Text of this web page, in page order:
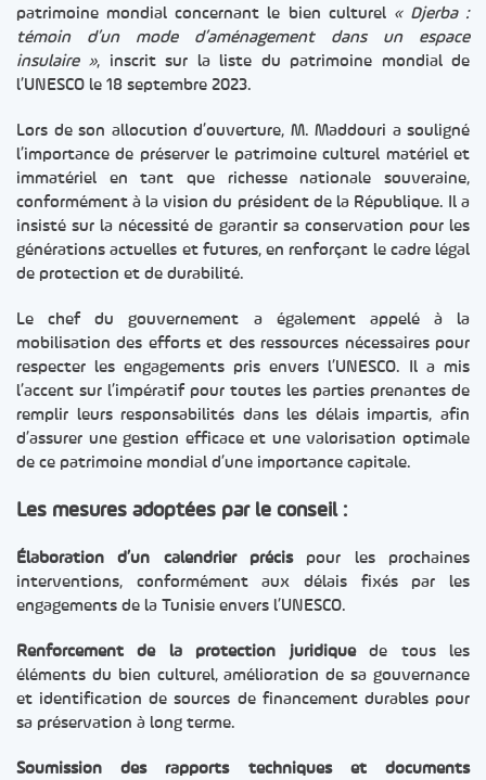
patrimoine mondial concernant le bien culturel « Djerba :
témoin d’un mode d’aménagement dans un espace
insulaire », inscrit sur la liste du patrimoine mondial de
l’UNESCO le 18 septembre 2023.
Lors de son allocution d’ouverture, M. Maddouri a souligné
l’importance de préserver le patrimoine culturel matériel et
immatériel en tant que richesse nationale souveraine,
conformément à la vision du président de la République. Il a
insisté sur la nécessité de garantir sa conservation pour les
générations actuelles et futures, en renforçant le cadre légal
de protection et de durabilité.
Le chef du gouvernement a également appelé à la
mobilisation des efforts et des ressources nécessaires pour
respecter les engagements pris envers l’UNESCO. Il a mis
l’accent sur l’impératif pour toutes les parties prenantes de
remplir leurs responsabilités dans les délais impartis, afin
d’assurer une gestion efficace et une valorisation optimale
de ce patrimoine mondial d’une importance capitale.
Les mesures adoptées par le conseil :
Élaboration d’un calendrier précispour les prochaines
interventions, conformément aux délais fixés par les
engagements de la Tunisie envers l’UNESCO.
Renforcement de la protection juridiquede tous les
éléments du bien culturel, amélioration de sa gouvernance
et identification de sources de financement durables pour
sa préservation à long terme.
Soumission des rapports techniques et documents